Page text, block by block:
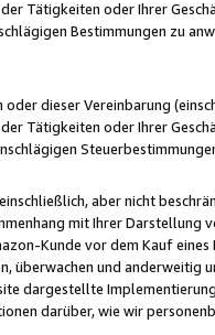
Tätigkeiten oder Ihrer
Bestimmungen zu
dieser Vereinbarung
Tätigkeiten oder Ihrer
aber nicht
mit Ihrer Darstellung
Kunde vor dem Kauf
und anderweitig
dargestellte
darüber, wie wir